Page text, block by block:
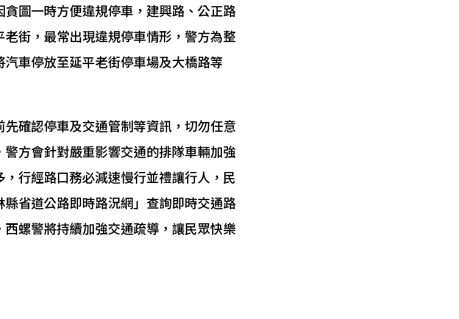
圖一時方便違規停車，建興路、公正路
街，最常出現違規停車情形，警方為整
車停放至延平老街停車場及大橋路等
確認停車及交通管制等資訊，切勿任意
方會針對嚴重影響交通的排隊車輛加強
行經路口務必減速慢行並禮讓行人，民
省道公路即時路況網」查詢即時交通路
螺警將持續加強交通疏導，讓民眾快樂